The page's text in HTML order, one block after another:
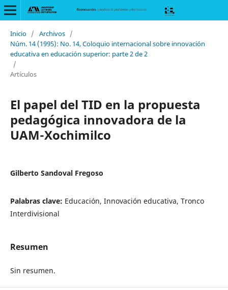
Inicio / Archivos /
Núm. 14 (1995): No. 14, Coloquio internacional sobre innovación
educativa en educación superior: parte 2 de 2
/
Artículos
El papel del TID en la propuesta
pedagógica innovadora de la
UAM-Xochimilco
Gilberto Sandoval Fregoso
Palabras clave: Educación, Innovación educativa, Tronco
Interdivisional
Resumen
Sin resumen.